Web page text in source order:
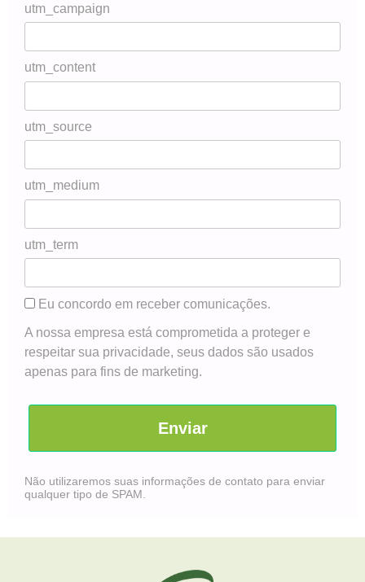
utm_campaign
utm_content
utm_source
utm_medium
utm_term
Eu concordo em receber comunicações.
A nossa empresa está comprometida a proteger e
respeitar sua privacidade, seus dados são usados
apenas para fins de marketing.
Enviar
Não utilizaremos suas informações de contato para enviar
qualquer tipo de SPAM.